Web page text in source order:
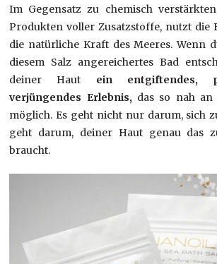
Im Gegensatz zu chemisch
Produkten voller Zusatzstoffe, nutzt die
die natürliche Kraft des Meeres. Wenn
diesem Salz angereichertes Bad
deiner Haut ein entgiftendes,
verjüngendes Erlebnis,das so nah an
möglich. Es geht nicht nur darum, sich
geht darum, deiner Haut genau das
braucht.